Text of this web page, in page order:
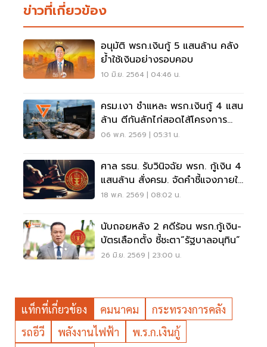
ข่าวที่เกี่ยวข้อง
อนุมัติ พรก.เงินกู้ 5 แสนล้าน คลัง
ย้ำใช้เงินอย่างรอบคอบ
10 มิ.ย. 2564 | 04:46 น.
ครม.เงา ชำแหละ พรก.เงินกู้ 4 แสน
ล้าน ตีกันลักไก่สอดไส้โครงการ
ระยะยาว
06 พ.ค. 2569 | 05:31 น.
ศาล รธน. รับวินิจฉัย พรก. กู้เงิน 4
แสนล้าน สั่งครม. จัดคำชี้แจงภายใน
7 วัน
18 พ.ค. 2569 | 08:02 น.
นับถอยหลัง 2 คดีร้อน พรก.กู้เงิน-
บัตรเลือกตั้ง ชี้ชะตา“รัฐบาลอนุทิน”
26 มิ.ย. 2569 | 23:00 น.
แท็กที่เกี่ยวข้อง คมนาคม
กระทรวงการคลัง
รถอีวี
พลังงานไฟฟ้า
พ.ร.ก.เงินกู้